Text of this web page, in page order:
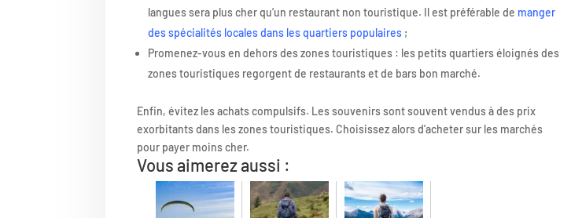
langues sera plus cher qu’un restaurant non touristique. Il est préférable de manger
des spécialités locales dans les quartiers populaires ;
Promenez-vous en dehors des zones touristiques : les petits quartiers éloignés des
zones touristiques regorgent de restaurants et de bars bon marché.
Enfin, évitez les achats compulsifs. Les souvenirs sont souvent vendus à des prix
exorbitants dans les zones touristiques. Choisissez alors d’acheter sur les marchés
pour payer moins cher.
Vous aimerez aussi :